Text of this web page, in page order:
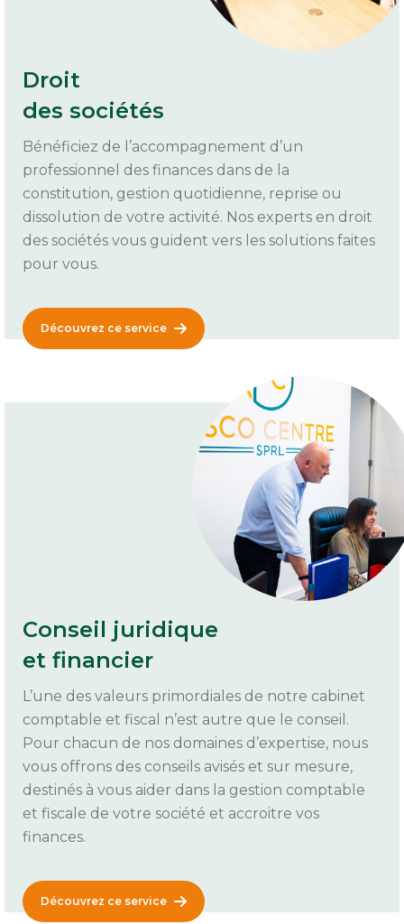
Droit
des sociétés
Bénéficiez de l’accompagnement d’un
professionnel des finances dans de la
constitution, gestion quotidienne, reprise ou
dissolution de votre activité. Nos experts en droit
des sociétés vous guident vers les solutions faites
pour vous.
Découvrez ce service
Conseil juridique
et financier
L’une des valeurs primordiales de notre cabinet
comptable et fiscal n’est autre que le conseil.
Pour chacun de nos domaines d’expertise, nous
vous offrons des conseils avisés et sur mesure,
destinés à vous aider dans la gestion comptable
et fiscale de votre société et accroitre vos
finances.
Découvrez ce service